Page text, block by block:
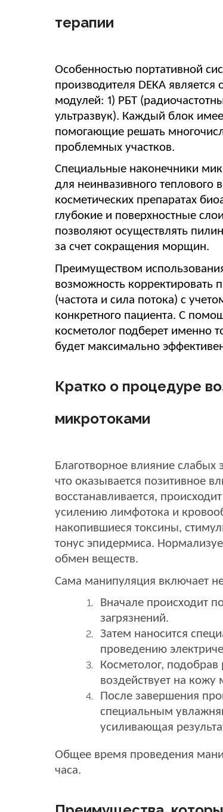
терапии
Особенностью портативной
производителя DEKA
модулей: 1) РБТ
ультразвук). Каждый блок
помогающие решать
проблемных участков.
Специальные наконечники
для неинвазивного теплового
косметических препаратах
глубокие и поверхностные
позволяют осуществлять
за счет сокращения морщин.
Преимуществом
возможность корректировать
(частота и сила потока) с
конкретного пациента. С
косметолог подберет именно
будет максимально
Кратко о процедуре
микротоками
Благотворное влияние слабых
что оказывается позитивное
восстанавливается,
усилению лимфотока и
накопившиеся токсины,
тонус эпидермиса.
обмен веществ.
Сама манипуляция включает
Вначале происходит
загрязнений.
Затем наносится
проведению
Косметолог,
воздействует на кожу
После завершения
специальным
усиливающая
Общее время проведения
часа.